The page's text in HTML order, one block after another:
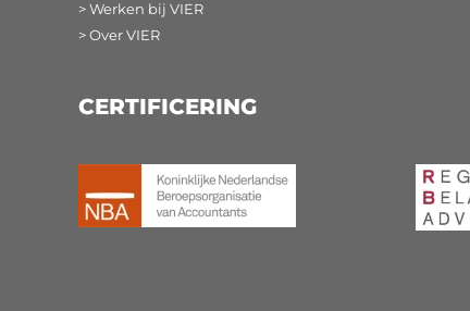
> Werken bij VIER
> Over VIER
CERTIFICERING